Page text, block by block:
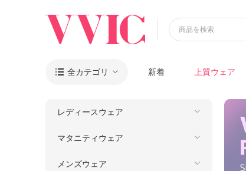
商品を検索
 全カテゴリ 新着 上質ウェア
レディースウェア
マタニティウェア
メンズウェア